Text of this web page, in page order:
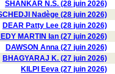
SHANKAR N.S. (28 juin 2026)
Nadège (28 juin 2026)
DEAR Patty Lee (28 juin 2026)
MARTIN Ian (27 juin 2026)
DAWSON Anna (27 juin 2026)
BHAGYARAJ K. (27 juin 2026)
KILPI Eeva (27 juin 2026)